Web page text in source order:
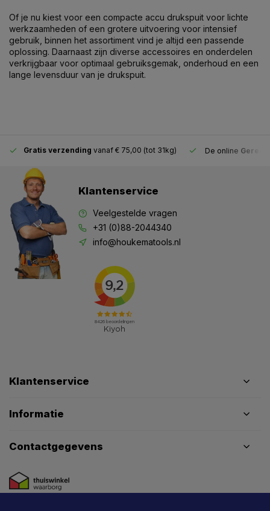
Of je nu kiest voor een compacte accu drukspuit voor lichte
werkzaamheden of een grotere uitvoering voor intensief
gebruik, binnen het assortiment vind je altijd een passende
oplossing. Daarnaast zijn diverse accessoires en onderdelen
verkrijgbaar voor optimaal gebruiksgemak, onderhoud en een
lange levensduur van je drukspuit.
Gratis verzending vanaf € 75,00 (tot 31kg) De online
Klantenservice
Veelgestelde vragen
+31 (0)88-2044340
info@houkematools.nl
Klantenservice
Informatie
Contactgegevens